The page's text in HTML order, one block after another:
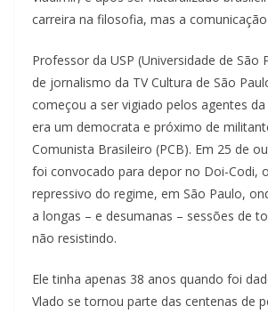
carreira na filosofia, mas a
Professor da USP (Universidade de São
de jornalismo da TV Cultura de São
começou a ser vigiado pelos agentes
era um democrata e próximo de
Comunista Brasileiro (PCB). Em 25 de
foi convocado para depor no Doi-Codi,
repressivo do regime, em São Paulo,
a longas – e desumanas – sessões de
não resistindo.
Ele tinha apenas 38 anos quando foi
Vlado se tornou parte das centenas de